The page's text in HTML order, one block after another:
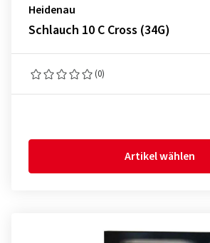
Heidenau
Schlauch 10 C Cross (34G)
(0)
Artikel wählen